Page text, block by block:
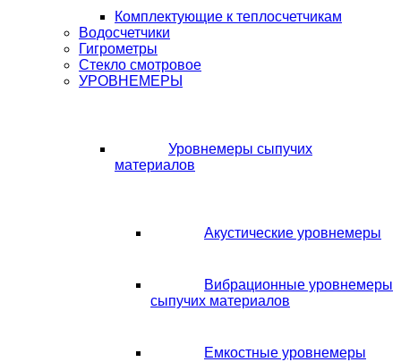
Комплектующие к теплосчетчикам
Водосчетчики
Гигрометры
Стекло смотровое
УРОВНЕМЕРЫ
Уровнемеры сыпучих
материалов
Акустические уровнемеры
Вибрационные уровнемеры
сыпучих материалов
Емкостные уровнемеры